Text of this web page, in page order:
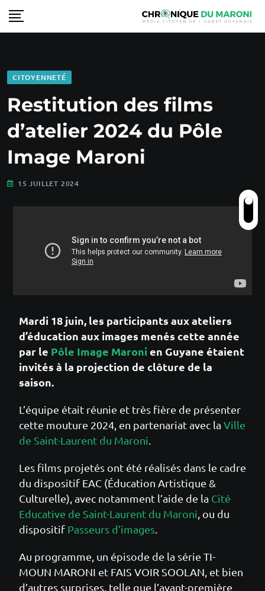
CITOYENNETÉ
Restitution des films
d’atelier 2024 du Pôle
Image Maroni
15 JUILLET 2024
Mardi 18 juin, les participants aux ateliers
d’éducation aux images menés cette année
par le Pôle Image Maroni en Guyane étaient
invités à la projection de clôture de la
saison.
L’équipe était réunie et très fière de présenter
cette mouture 2024, en partenariat avec la Ville
de Saint-Laurent du Maroni
Les films projetés ont été réalisés dans le cadre
du dispositif EAC (Éducation Artistique &
Culturelle), avec notamment l’aide de la Cité
Educative de Saint-Laurent du Maroni , ou du
dispositif Passeurs d’images
Au programme, un épisode de la série TI-
MOUN MARONI et FAIS VOIR SOOLAN, et bien
d’autres surprises, telle que l’avant-première